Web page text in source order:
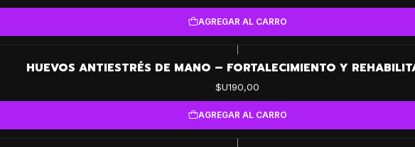
AGREGAR AL CARRO
HUEVOS ANTIESTRÉS DE MANO – FORTALECIMIENTO Y
$U190,00
AGREGAR AL CARRO